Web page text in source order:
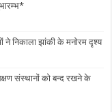
ने निकाला झांकी के मनोरम दृश्य
संस्थानों को बन्द रखने के